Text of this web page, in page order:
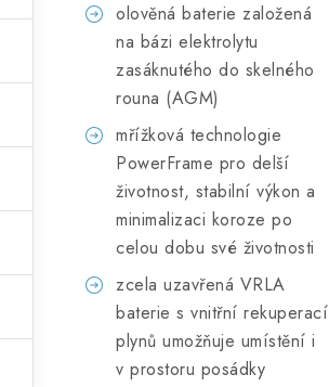
olověná baterie založená
na bázi elektrolytu
zasáknutého do skelného
rouna (AGM)
mřížková technologie
PowerFrame pro delší
životnost, stabilní výkon a
minimalizaci koroze po
celou dobu své životnosti
zcela uzavřená VRLA
baterie s vnitřní rekuperací
plynů umožňuje umístění i
v prostoru posádky